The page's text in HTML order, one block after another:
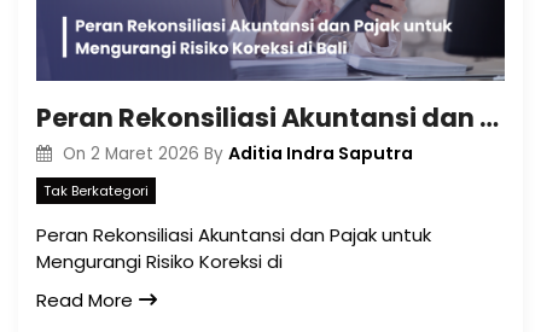
Peran Rekonsiliasi Akuntansi dan Pajak untuk Mengurangi Risiko Koreksi di Bali
On 2 Maret 2026 By Aditia Indra Saputra
Tak Berkategori
Peran Rekonsiliasi Akuntansi dan Pajak untuk
Mengurangi Risiko Koreksi di
Read More